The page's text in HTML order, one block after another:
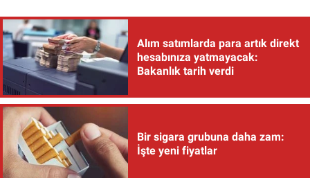
Alım satımlarda para artık direkt
hesabınıza yatmayacak:
Bakanlık tarih verdi
Bir sigara grubuna daha zam:
İşte yeni fiyatlar